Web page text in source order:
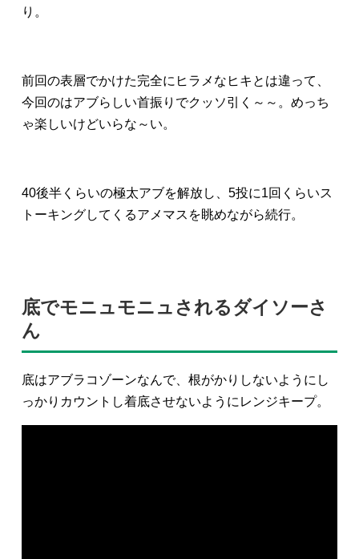
り。
前回の表層でかけた完全にヒラメなヒキとは違って、
今回のはアブらしい首振りでクッソ引く～～。めっち
ゃ楽しいけどいらな～い。
40後半くらいの極太アブを解放し、5投に1回くらいス
トーキングしてくるアメマスを眺めながら続行。
底でモニュモニュされるダイソーさ
ん
底はアブラコゾーンなんで、根がかりしないようにし
っかりカウントし着底させないようにレンジキープ。